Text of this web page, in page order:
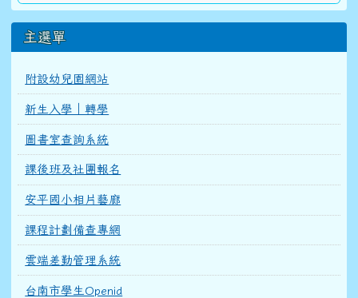
主選單
附設幼兒園網站
新生入學｜轉學
圖書室查詢系統
課後班及社團報名
安平國小相片藝廊
課程計劃備查專網
雲端差勤管理系統
台南市學生Openid